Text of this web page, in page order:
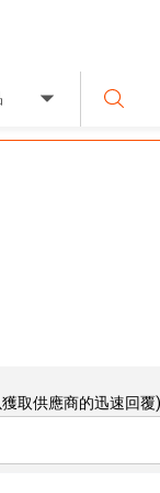
取供應商的迅速回覆)